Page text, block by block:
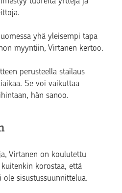
yhä yleisempi tapa
myyntiin, Virtanen kertoo.
perusteella stailaus
Se voi vaikuttaa
hän sanoo.
Virtanen on koulutettu
korostaa, että
sisustussuunnittelua.